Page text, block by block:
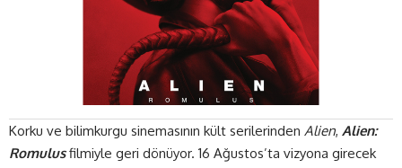
Korku ve bilimkurgu sinemasının kült serilerinden Alien, Alien:
Romulusfilmiyle geri dönüyor. 16 Ağustos’ta vizyona girecek